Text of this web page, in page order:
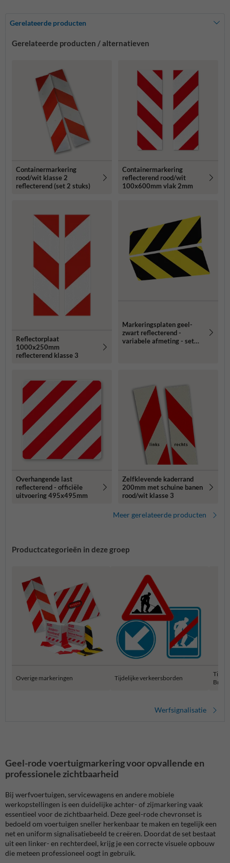
Gerelateerde producten
Gerelateerde producten / alternatieven
Containermarkering
rood/wit klasse 2
reflecterend (set 2 stuks)
Containermarkering
reflecterend rood/wit
100x600mm vlak 2mm
Reflectorplaat
1000x250mm
reflecterend klasse 3
Markeringsplaten geel-
zwart reflecterend -
variabele afmeting - set
Overhangende last
reflecterend - officiële
uitvoering 495x495mm
Zelfklevende kaderrand
200mm met schuine banen
rood/wit klasse 3
Meer gerelateerde producten
Productcategorieën in deze groep
Overige markeringen Tijdelijke verkeersborden
Werfsignalisatie
Geel-rode voertuigmarkering voor opvallende en
professionele zichtbaarheid
Bij werfvoertuigen, servicewagens en andere mobiele
werkopstellingen is een duidelijke achter- of zijmarkering vaak
essentieel voor de zichtbaarheid. Deze geel-rode chevronset is
bedoeld om voertuigen sneller herkenbaar te maken en tegelijk een
net en uniform signalisatiebeeld te creëren. Doordat de set bestaat
uit een linker- en rechterdeel, krijg je een correcte visuele opbouw
die meteen professioneel oogt in gebruik.